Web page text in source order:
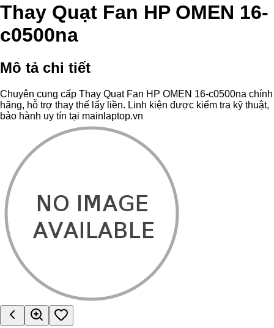
Thay Quạt Fan HP OMEN 16-
c0500na
Mô tả chi tiết
Chuyên cung cấp Thay Quạt Fan HP OMEN 16-c0500na chính
hãng, hỗ trợ thay thế lấy liền. Linh kiện được kiểm tra kỹ thuật,
bảo hành uy tín tại mainlaptop.vn